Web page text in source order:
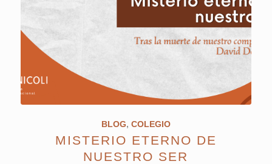
BLOG, COLEGIO
MISTERIO ETERNO DE
NUESTRO SER